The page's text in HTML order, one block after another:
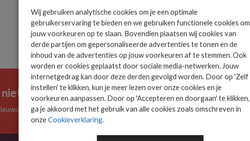
Wij gebruiken analytische cookies om je een optimale
gebruikerservaring te bieden en we gebruiken functionele cookies om
jouw voorkeuren op te slaan. Bovendien plaatsen wij cookies van
derde partijen om gepersonaliseerde advertenties te tonen en de
inhoud van de advertenties op jouw voorkeuren af te stemmen. Ook
worden er cookies geplaatst door sociale media-netwerken. Jouw
internetgedrag kan door deze derden gevolgd worden. Door op 'Zelf
instellen' te klikken, kun je meer lezen over onze cookies en je
voorkeuren aanpassen. Door op 'Accepteren en doorgaan' te klikken,
ga je akkoord met het gebruik van alle cookies zoals omschreven in
onzeCookieverklaring.